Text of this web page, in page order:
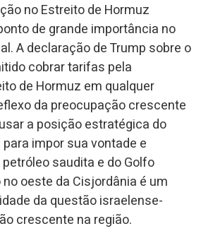
no Estreito de Hormuz
de grande importância no
A declaração de Trump sobre o
cobrar tarifas pela
de Hormuz em qualquer
da preocupação crescente
a posição estratégica do
impor sua vontade e
saudita e do Golfo
oeste da Cisjordânia é um
da questão israelense-
crescente na região.